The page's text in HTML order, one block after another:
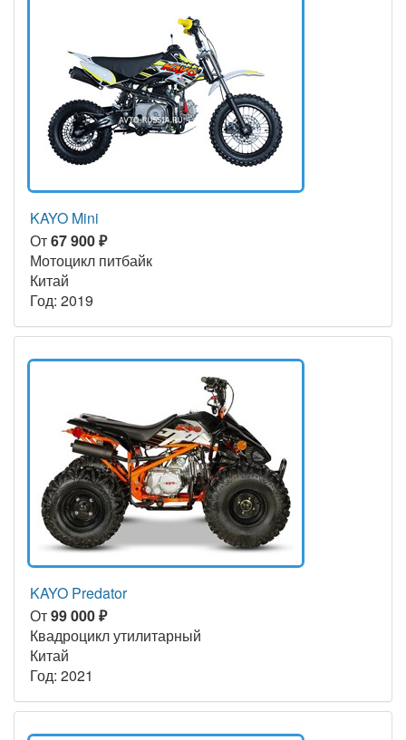
KAYO Mini
От67 900 ₽
Мотоцикл питбайк
Китай
Год: 2019
KAYO Predator
От99 000 ₽
Квадроцикл утилитарный
Китай
Год: 2021